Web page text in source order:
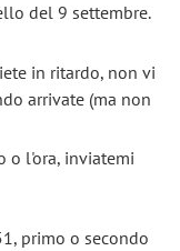
del 9 settembre.
in ritardo, non vi
arrivate (ma non
o l'ora, inviatemi
primo o secondo